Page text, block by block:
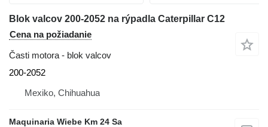
Blok valcov 200-2052 na rýpadla Caterpillar C12
Cena na požiadanie
Časti motora - blok valcov
200-2052
Mexiko, Chihuahua
Maquinaria Wiebe Km 24 Sa